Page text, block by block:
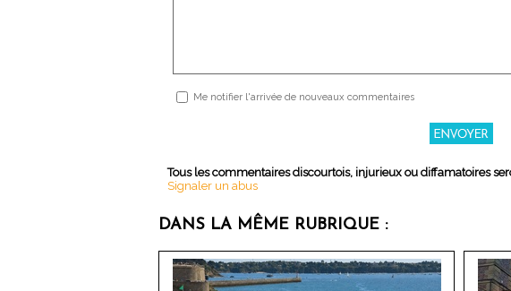
Me notifier l'arrivée de nouveaux commentaires
Tous les commentaires discourtois, injurieux ou diffamatoires
Signaler un abus
DANS LA MÊME RUBRIQUE :